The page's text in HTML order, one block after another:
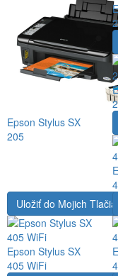
Epson Stylus SX
205
Uložiť do Mojich
Epson Stylus SX
405 WiFi